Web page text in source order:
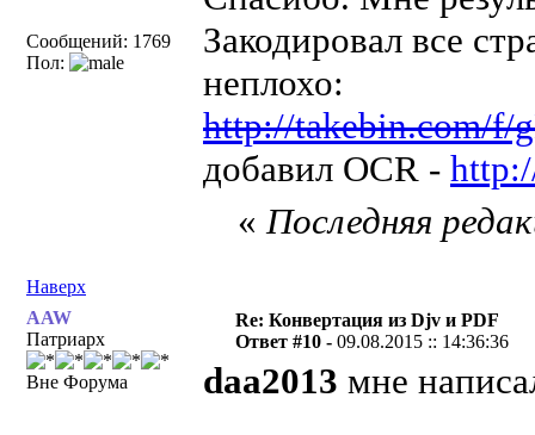
Сообщений: 1769
Пол:
Закодировал все
неплохо:
http://takebin.com/f/
добавил OCR -
Наверх
«Последняя
AAW
Патриарх
Вне Форума
Re: Конвертация из Djv и PDF
Ответ #10 -09.08.2015 :: 14:36:36
daa2013 мне